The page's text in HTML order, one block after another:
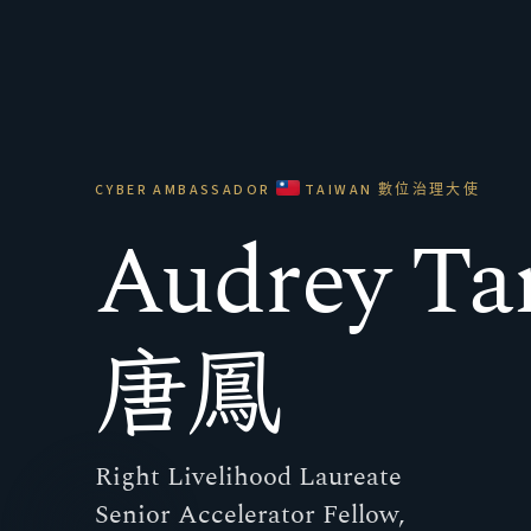
CYBER AMBASSADOR TAIWAN 數位治理大使
Audrey
唐鳳
Right Livelihood Laureate
Senior Accelerator Fellow,